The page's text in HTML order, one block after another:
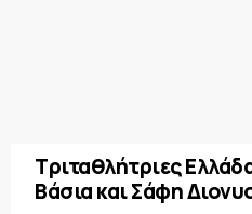
Τριταθλήτριες
Βάσια και Σάφη